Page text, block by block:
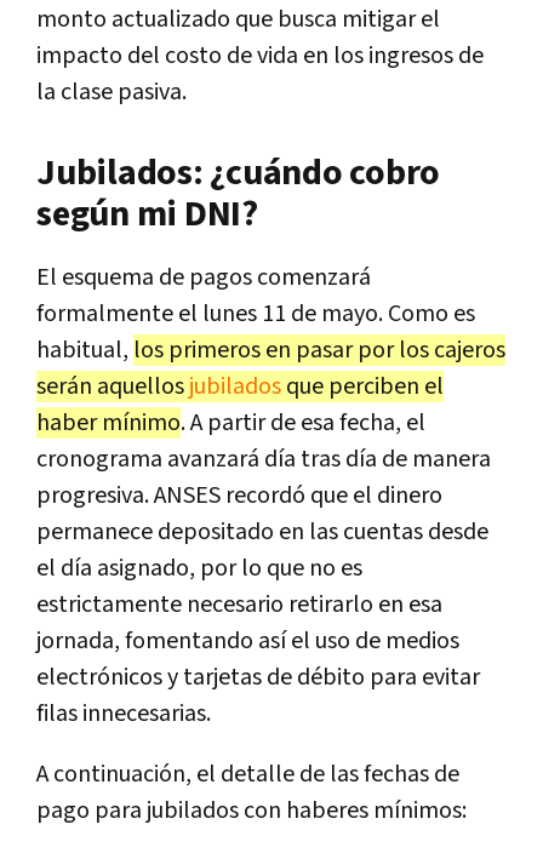
monto actualizado que busca mitigar el
impacto del costo de vida en los ingresos de
la clase pasiva.
Jubilados: ¿cuándo cobro
según mi DNI?
El esquema de pagos comenzará
formalmente el lunes 11 de mayo. Como es
habitual, los primeros en pasar por los cajeros
serán aquellosjubiladosque perciben el
haber mínimo. A partir de esa fecha, el
cronograma avanzará día tras día de manera
progresiva. ANSES recordó que el dinero
permanece depositado en las cuentas desde
el día asignado, por lo que no es
estrictamente necesario retirarlo en esa
jornada, fomentando así el uso de medios
electrónicos y tarjetas de débito para evitar
filas innecesarias.
A continuación, el detalle de las fechas de
pago para jubilados con haberes mínimos: